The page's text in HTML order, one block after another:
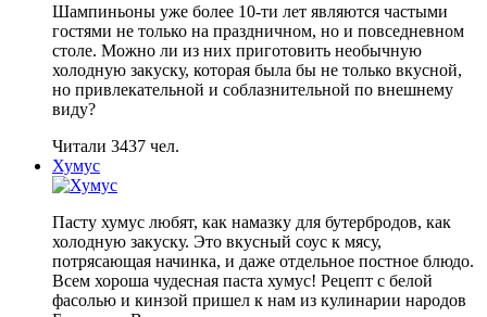
Шампиньоны уже более 10-ти лет являются частыми
гостями не только на праздничном, но и повседневном
столе. Можно ли из них приготовить необычную
холодную закуску, которая была бы не только вкусной,
но привлекательной и соблазнительной по внешнему
виду?
Читали 3437 чел.
Хумус
Пасту хумус любят, как намазку для бутербродов, как
холодную закуску. Это вкусный соус к мясу,
потрясающая начинка, и даже отдельное постное блюдо.
Всем хороша чудесная паста хумус! Рецепт с белой
фасолью и кинзой пришел к нам из кулинарии народов